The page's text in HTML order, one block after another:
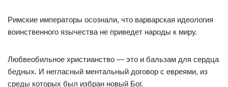
Римские императоры осознали, что варварская идеология
воинственного язычества не приведет народы к миру.
Любвеобильное христианство — это и бальзам для сердца
бедных. И негласный ментальный договор с евреями, из
среды которых был избран новый Бог.